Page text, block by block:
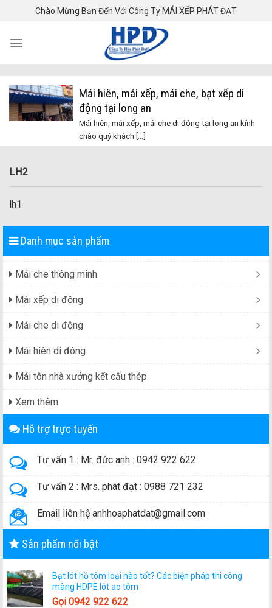
content
Chào Mừng Bạn Đến Với Công Ty MÁI XẾP PHÁT ĐẠT
LH2
lh1
Danh mục sản phẩm
Mái che thông minh
Mái xếp di động
Mái che di động
Mái hiên di đông
Mái tôn nhà xưởng kết cấu thép
Xem thêm
Hỗ trợ trực tuyến
Tư vấn 1 : Mr. đức anh : 0942 922 622
Tư vấn 2 : Mrs. phát đạt : 0988 721 232
Email liên hệ anhhoaphatdat@gmail.com
Sản phẩm nổi bật
Bạt lót hồ tôm loại nào tốt? Các biện pháp thi công
màng HDPE lót ao tôm
Gọi 0942 922 622
Mái hiên, mái xếp, mái che, bạt xếp di
động tại long an
Mái hiên, mái xếp, mái che di động tại long an kính
chào quý khách [...]